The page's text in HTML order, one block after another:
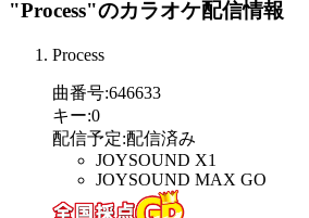
"Process"のカラオケ配信情報
Process
曲番号:646633
キー:0
配信予定:配信済み
JOYSOUND X1
JOYSOUND MAX GO